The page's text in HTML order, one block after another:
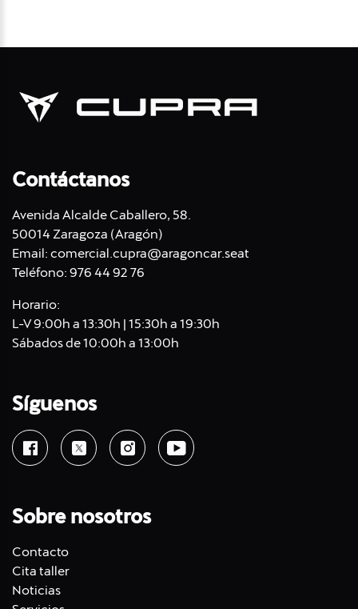
Contáctanos
Avenida Alcalde Caballero, 58.
50014 Zaragoza (Aragón)
Email: comercial.cupra@aragoncar.seat
Teléfono: 976 44 92 76
Horario:
L-V 9:00h a 13:30h | 15:30h a 19:30h
Sábados de 10:00h a 13:00h
Síguenos
Sobre nosotros
Contacto
Cita taller
Noticias